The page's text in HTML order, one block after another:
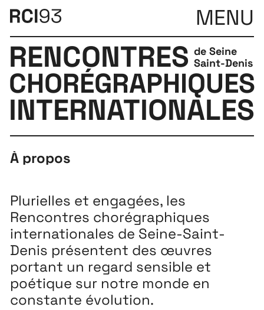
MENU
RENCONTRES
CHORÉGRAPHIQUES
INTERNATIONALES
de Seine
Saint-Denis
À propos
Plurielles et engagées, les
Rencontres chorégraphiques
internationales de Seine-Saint-
Denis présentent des œuvres
portant un regard sensible et
poétique sur notre monde en
constante évolution.